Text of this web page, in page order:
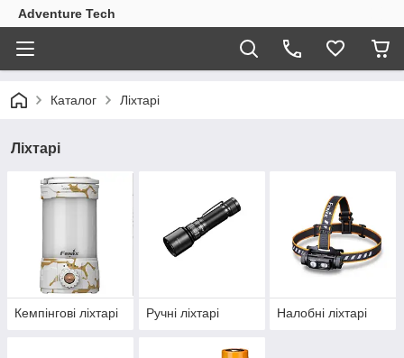
Adventure Tech
Каталог Ліхтарі
Ліхтарі
Кемпінгові ліхтарі Ручні ліхтарі Налобні ліхтарі